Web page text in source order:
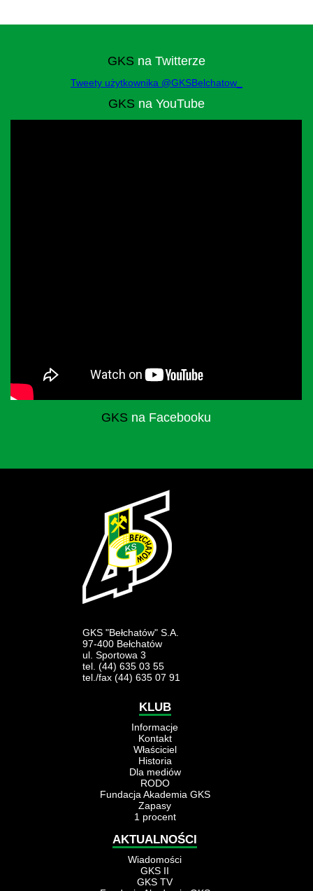
GKS na Twitterze
Tweety użytkownika @GKSBelchatow_
GKS na YouTube
GKS na Facebooku
GKS "Bełchatów" S.A.
97-400 Bełchatów
ul. Sportowa 3
tel. (44) 635 03 55
tel./fax (44) 635 07 91
KLUB
Informacje
Kontakt
Właściciel
Historia
Dla mediów
RODO
Fundacja Akademia GKS
Zapasy
1 procent
AKTUALNOŚCI
Wiadomości
GKS II
GKS TV